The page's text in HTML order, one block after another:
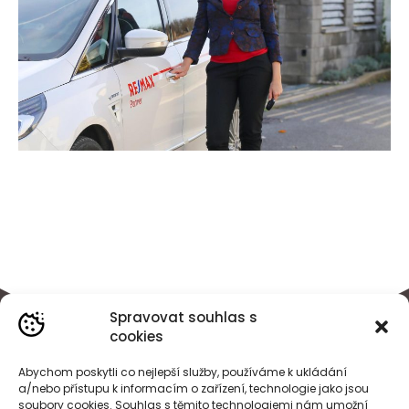
Spravovat souhlas s
cookies
Abychom poskytli co nejlepší služby, používáme k ukládání
a/nebo přístupu k informacím o zařízení, technologie jako jsou
soubory cookies. Souhlas s těmito technologiemi nám umožní